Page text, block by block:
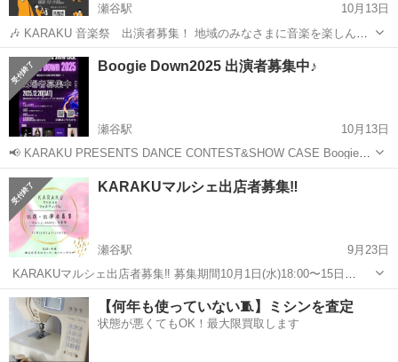
瀬谷駅
10月13日
🎶 KARAKU 音楽祭 出演者募集！ 地域のみなさまに音楽を楽しんで
いただくため、マルシェと同時開催で音楽イベントを行うことにいた
しました♪ ピアノ・ギター・歌・合唱など、幅広いジャンルでのご参
神奈川 横浜市 音楽祭
Boogie Down2025 出演者募集中♪
瀬谷駅
10月13日
📢 KARAKU PRESENTS DANCE CONTEST&SHOW CASE Boogie
Down2025 出演者募集♪ 募集期間10/1(水)18:00〜10/20(月)23:59 コンテ
ストにチャレンジし...
神奈川 横浜市 コンテスト
KARAKUマルシェ出店者募集‼️
瀬谷駅
9月23日
KARAKUマルシェ出店者募集‼️ 募集期間10月1日(水)18:00〜15日
(水)23:59 2025年12月20日(土)・21日(日) 2日間のマルシェ出店募集♪
12月はあじさいプラザと共催！全館使用！ KA...
神奈川 横浜市 瀬谷駅 マルシェ
【何年も使っていない🧵】ミシンを査定
状態が悪くてもOK！最大限買取します